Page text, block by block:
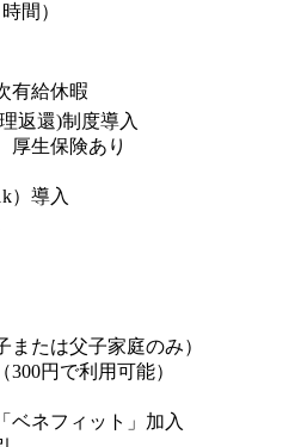
時間）
有給休暇
返還)制度導入
厚生保険あり
）導入
または父子家庭のみ）
300円で利用可能）
ベネフィット」加入